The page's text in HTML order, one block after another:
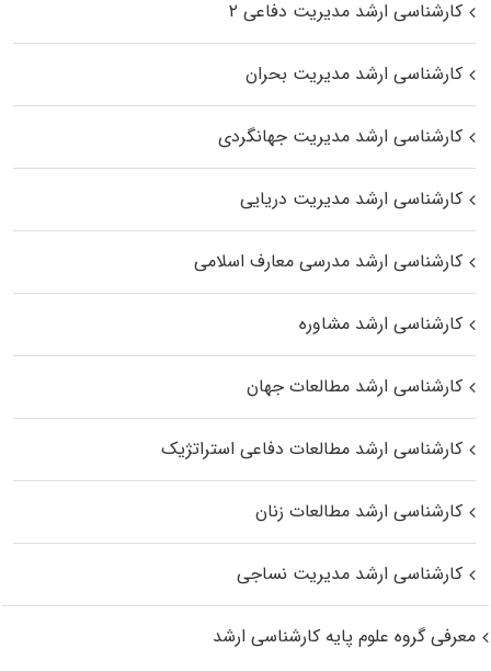
کارشناسی ارشد مدیریت دفاعی ۲
کارشناسی ارشد مدیریت بحران
کارشناسی ارشد مدیریت جهانگردی
کارشناسی ارشد مدیریت دریایی
کارشناسی ارشد مدرسی معارف اسلامی
کارشناسی ارشد مشاوره
کارشناسی ارشد مطالعات جهان
کارشناسی ارشد مطالعات دفاعی استراتژیک
کارشناسی ارشد مطالعات زنان
کارشناسی ارشد مدیریت نساجی
معرفی گروه علوم پایه کارشناسی ارشد